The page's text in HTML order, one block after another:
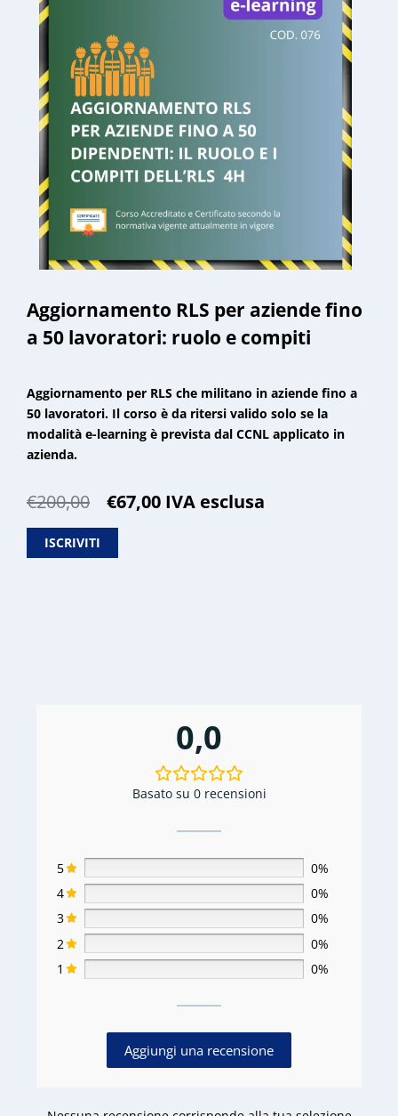
Aggiornamento RLS per aziende fino
a 50 lavoratori: ruolo e compiti
Aggiornamento per RLS che militano in aziende fino a
50 lavoratori. Il corso è da ritersi valido solo se la
modalità e-learning è prevista dal CCNL applicato in
azienda.
€200,00
Il
era:
€67,00IlIVA esclusa
ISCRIVITI
0,0
Basato su 0 recensioni
5
0%
4
0%
3
0%
2
0%
1
0%
Aggiungi una recensione